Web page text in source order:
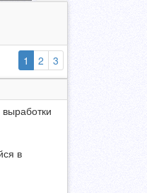
1 (выбранная)
2
3
в